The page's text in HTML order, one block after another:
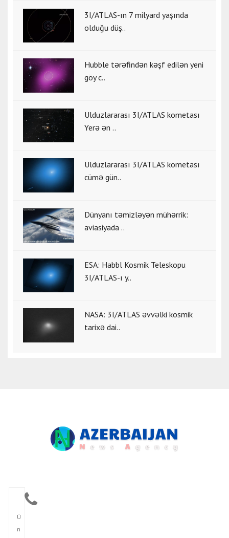
3I/ATLAS-ın 7 milyard yaşında
olduğu düş..
Hubble tərəfindən kəşf edilən yeni
göy c..
Ulduzlararası 3I/ATLAS kometası
Yerə ən ..
Ulduzlararası 3I/ATLAS kometası
cümə gün..
Dünyanı təmizləyən mühərrik:
aviasiyada ..
ESA: Habbl Kosmik Teleskopu
3I/ATLAS-ı y..
NASA: 3I/ATLAS əvvəlki kosmik
tarixə dai..
Ü
n